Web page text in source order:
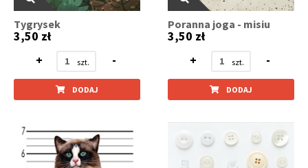
Tygrysek
3,50 zł
+
-
DODAJ
Poranna joga - misiu
3,50 zł
+
-
DODAJ